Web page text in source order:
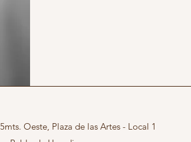
Oeste, Plaza de las Artes - Local 1